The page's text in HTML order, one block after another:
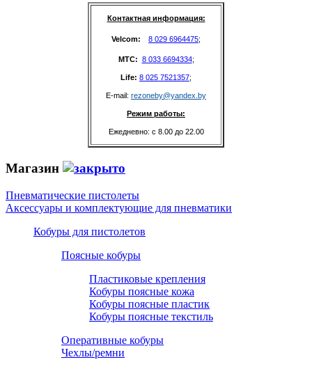
Контактная информация:
Velcom: 8 029 6964475;
MTC: 8 033 6694334;
Life: 8 025 7521357;
E-mail: rezoneby@yandex.by
Режим работы:
Ежедневно: с 8.00 до 22.00
Магазин
Пневматические пистолеты
Аксессуары и комплектующие для пневматики
Кобуры для пистолетов
Поясные кобуры
Пластиковые крепления
Кобуры поясные кожа
Кобуры поясные пластик
Кобуры поясные текстиль
Оперативные кобуры
Чехлы/ремни